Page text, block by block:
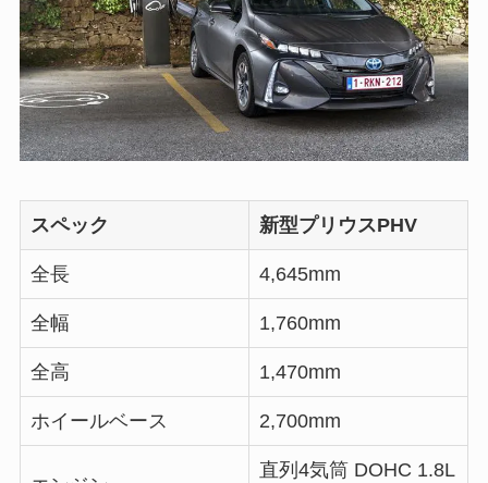
スペック 新型プリウスPHV
全長 4,645mm
全幅 1,760mm
全高 1,470mm
ホイールベース 2,700mm
直列4気筒 DOHC 1.8L